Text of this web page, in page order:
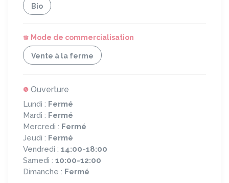
Bio
Mode de commercialisation
Vente à la ferme
Ouverture
Lundi : Fermé
Mardi : Fermé
Mercredi : Fermé
Jeudi : Fermé
Vendredi : 14:00-18:00
Samedi : 10:00-12:00
Dimanche : Fermé